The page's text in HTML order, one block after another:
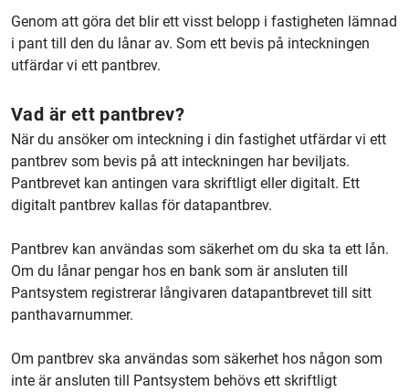
Genom att göra det blir ett visst belopp i fastigheten lämnad
i pant till den du lånar av. Som ett bevis på inteckningen
utfärdar vi ett pantbrev.
Vad är ett pantbrev?
När du ansöker om inteckning i din fastighet utfärdar vi ett
pantbrev som bevis på att inteckningen har beviljats.
Pantbrevet kan antingen vara skriftligt eller digitalt. Ett
digitalt pantbrev kallas för datapantbrev.
Pantbrev kan användas som säkerhet om du ska ta ett lån.
Om du lånar pengar hos en bank som är ansluten till
Pantsystem registrerar långivaren datapantbrevet till sitt
panthavarnummer.
Om pantbrev ska användas som säkerhet hos någon som
inte är ansluten till Pantsystem behövs ett skriftligt